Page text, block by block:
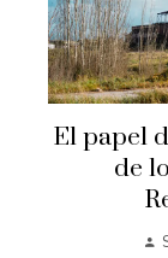
El papel
de